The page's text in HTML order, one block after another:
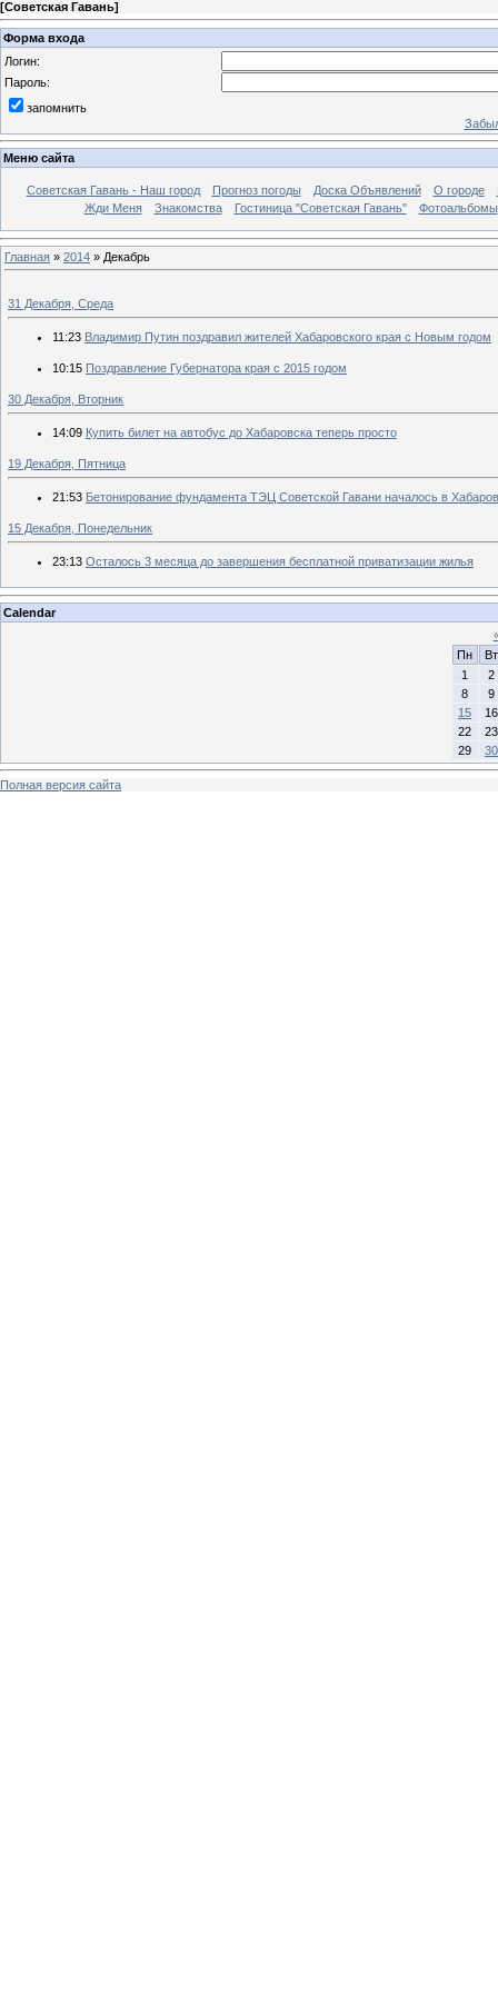
[Советская Гавань]
Форма входа
Логин:
Пароль:
запомнить
Меню сайта
Советская Гавань - Наш город Прогноз погоды Доска Объявлений О городе
Жди Меня
Знакомства Гостиница "Советская Гавань" Фотоальбомы
Главная » 2014 » Декабрь
31 Декабря, Среда
11:23 Владимир Путин поздравил жителей Хабаровского края с Новым годом
10:15 Поздравление Губернатора края с 2015 годом
30 Декабря, Вторник
14:09 Купить билет на автобус до Хабаровска теперь просто
19 Декабря, Пятница
21:53 Бетонирование фундамента ТЭЦ Советской Гавани началось в
15 Декабря, Понедельник
23:13 Осталось 3 месяца до завершения бесплатной приватизации жилья
Calendar
Пн
Вт
1
2
8
9
15
16
22
23
29
30
Полная версия сайта